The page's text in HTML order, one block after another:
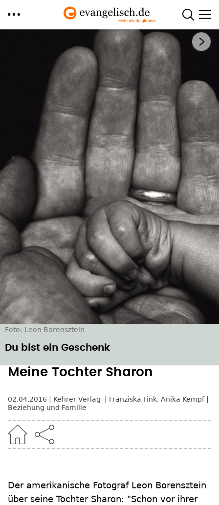
Foto: Leon Borensztein
Du bist ein Geschenk
Meine Tochter Sharon
02.04.2016 Kehrer Verlag Franziska Fink, Anika Kempf
Beziehung und Familie
Der amerikanische Fotograf Leon Borensztein
über seine Tochter Sharon: "Schon vor ihrer